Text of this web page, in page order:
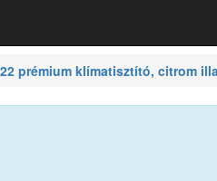
prémium klímatisztító, citrom